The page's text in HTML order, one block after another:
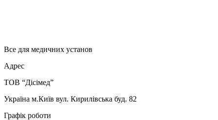
Все для медичних установ
Адрес
ТОВ “Дісімед”
Україна м.Київ вул. Кирилівська буд. 82
Графік роботи